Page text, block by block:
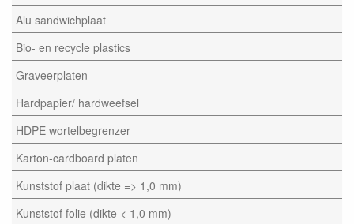
Alu sandwichplaat
Bio- en recycle plastics
Graveerplaten
Hardpapier/ hardweefsel
HDPE wortelbegrenzer
Karton-cardboard platen
Kunststof plaat (dikte => 1,0 mm)
Kunststof folie (dikte < 1,0 mm)